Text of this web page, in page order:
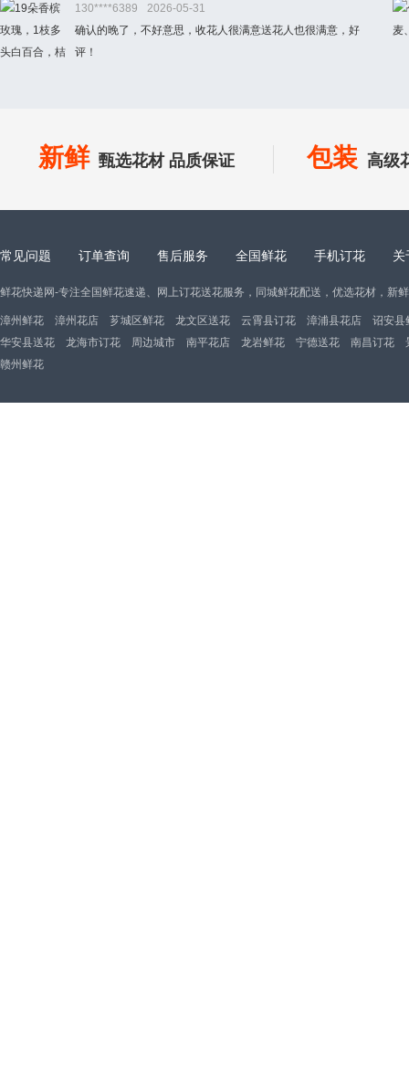
130****6389
2026-05-31
确认的晚了，不好意思，收花人很满意送花人也很满意，好
评！
新鲜 甄选花材 品质保证 包装 高级
常见问题 订单查询 售后服务 全国鲜花 手机订花 关
鲜花快递网-专注全国鲜花速递、网上订花送花服务，同城鲜花配送，优选花材，新
漳州鲜花 漳州花店 芗城区鲜花 龙文区送花 云霄县订花 漳浦县花店
诏安县
华安县送花
龙海市订花 周边城市 南平花店 龙岩鲜花 宁德送花 南昌订花
赣州鲜花